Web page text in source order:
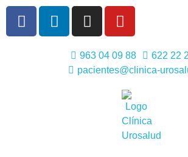
963 04 09 88
622 22
pacientes@clinica-